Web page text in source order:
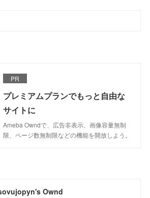
PR
プレミアムプランでもっと自由な
サイトに
Ameba Owndで、広告非表示、画像容量無制
限、ページ数無制限などの機能を開放しよう。
Ownd